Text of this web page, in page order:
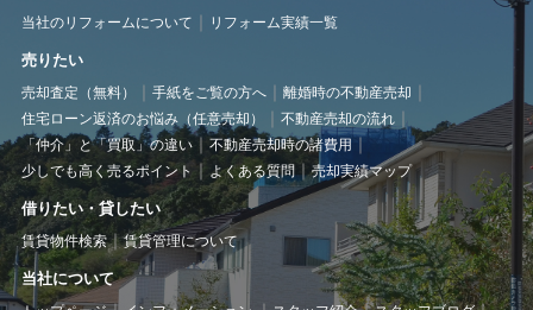
当社のリフォームについて リフォーム実績一覧
売りたい
売却査定（無料） 手紙をご覧の方へ
離婚時の不動産売却
住宅ローン返済のお悩み（任意売却）
不動産売却の流れ
「仲介」と「買取」の違い
不動産売却時の諸費用
少しでも高く売るポイント
よくある質問 売却実績マップ
借りたい・貸したい
賃貸物件検索 賃貸管理について
当社について